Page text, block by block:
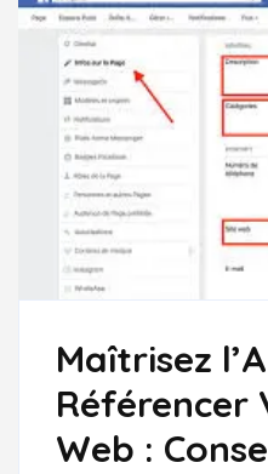
Maîtrisez
Référencer
Web :